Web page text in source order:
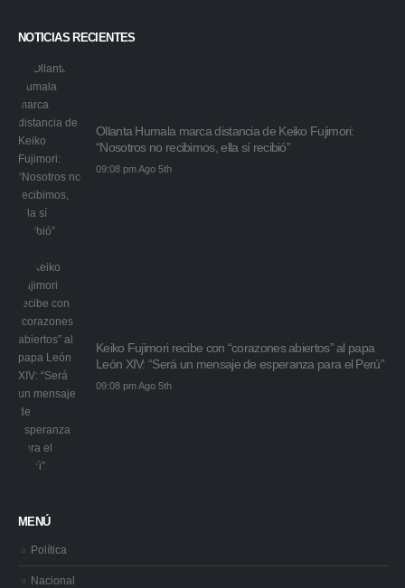
NOTICIAS RECIENTES
Ollanta Humala marca distancia de Keiko Fujimori:
“Nosotros no recibimos, ella sí recibió”
09:08 pm Ago 5th
Keiko Fujimori recibe con “corazones abiertos” al papa
León XIV: “Será un mensaje de esperanza para el Perú”
09:08 pm Ago 5th
MENÚ
Política
Nacional